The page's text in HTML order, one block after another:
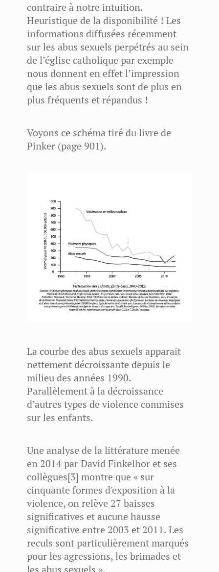
contraire à notre intuition.
Heuristique de la disponibilité ! Les
informations diffusées récemment
sur les abus sexuels perpétrés au sein
de l’église catholique par exemple
nous donnent en effet l’impression
que les abus sexuels sont de plus en
plus fréquents et répandus !
Voyons ce schéma tiré du livre de
Pinker (page 901).
La courbe des abus sexuels apparait
nettement décroissante depuis le
milieu des années 1990.
Parallèlement à la décroissance
d’autres types de violence commises
sur les enfants.
Une analyse de la littérature menée
en 2014 par David Finkelhor et ses
collègues[3] montre que « sur
cinquante formes d'exposition à la
violence, on relève 27 baisses
significatives et aucune hausse
significative entre 2003 et 2011. Les
reculs sont particulièrement marqués
pour les agressions, les brimades et
les abus sexuels ».